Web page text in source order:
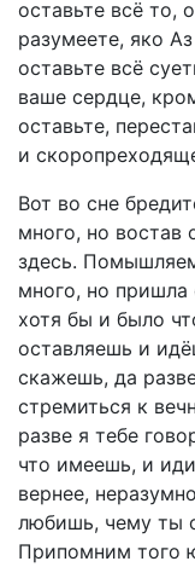
оставьте всё то,
разумеете, яко
оставьте всё
ваше сердце,
оставьте,
и
Вот во сне
много, но востав
здесь.
много, но
хотя бы и было
оставляешь и
скажешь, да
стремиться к
разве я тебе
что имеешь, и
вернее,
любишь, чему ты
Припомним того